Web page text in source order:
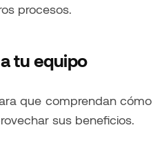
procesos.
tu equipo
que comprendan cómo
sus beneficios.